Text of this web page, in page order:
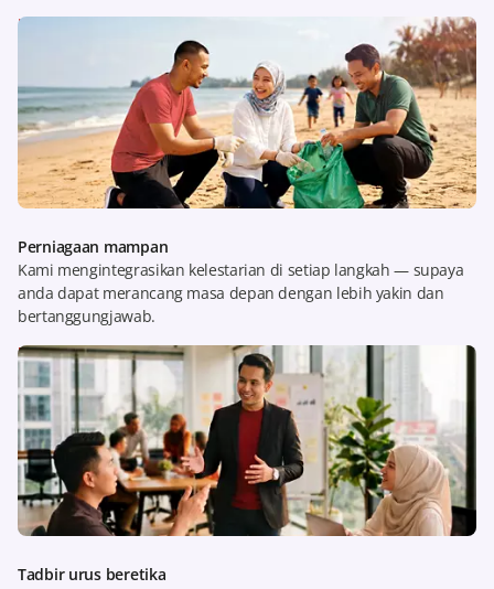
Ketahui lebih lanjut
Perniagaan mampan
Kami mengintegrasikan kelestarian di setiap langkah — supaya
anda dapat merancang masa depan dengan lebih yakin dan
bertanggungjawab.
Ketahui lebih lanjut
Tadbir urus beretika